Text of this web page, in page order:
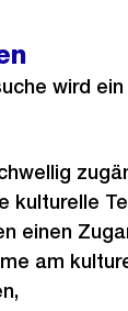
wird
kulturelle
einen
am